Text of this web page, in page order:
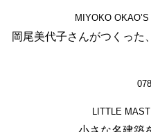
MIYOKO
岡尾美代子さんがつくった
078
LITTLE